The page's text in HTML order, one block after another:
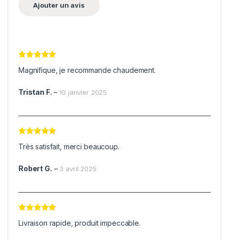
5
Magnifique, je recommande chaudement.
Tristan F. –10 janvier 2025
5
Très satisfait, merci beaucoup.
Robert G. – 3 avril 2025
5
Livraison rapide, produit impeccable.